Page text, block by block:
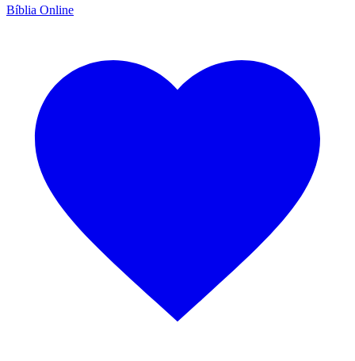
Bíblia Online